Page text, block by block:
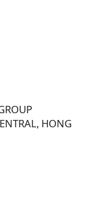
HONG